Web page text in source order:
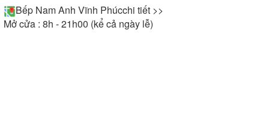
Bếp Nam Anh Vĩnh Phúcchi tiết >>
Mở cửa : 8h - 21h00 (kể cả ngày lễ)